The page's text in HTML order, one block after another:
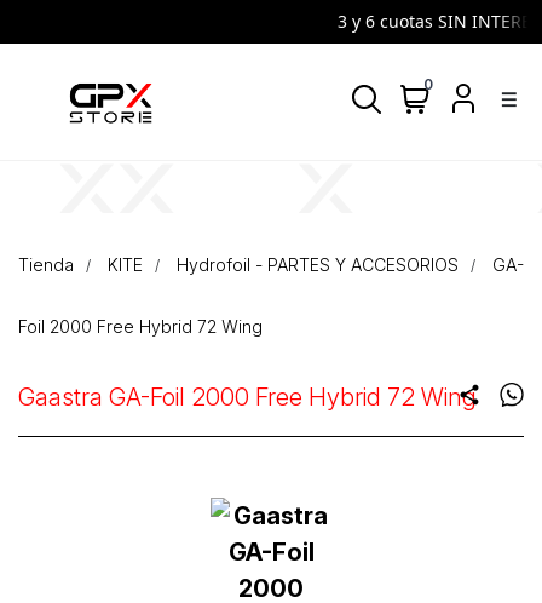
3 y 6 cuotas SIN
density_medium
0
Tienda KITE Hydrofoil - PARTES Y ACCESORIOS GA-
Foil 2000 Free Hybrid 72 Wing
Gaastra GA-Foil 2000 Free Hybrid 72 Wing
share